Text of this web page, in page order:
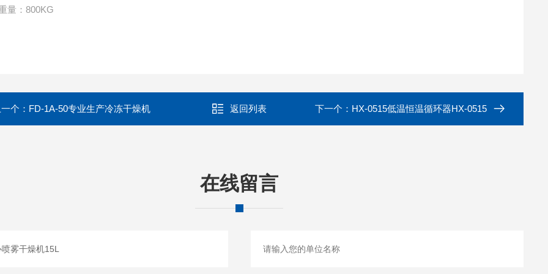
量：800KG
个： FD-1A-50专业生产冷冻干燥机 返回列表 下一个： HX-0515低温恒温循环器HX-0515
在线留言